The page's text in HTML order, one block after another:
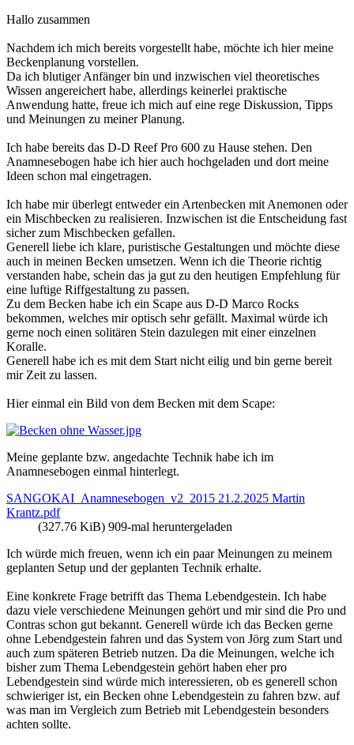
Hallo zusammen
Nachdem ich mich bereits vorgestellt habe, möchte ich hier meine
Beckenplanung vorstellen.
Da ich blutiger Anfänger bin und inzwischen viel theoretisches
Wissen angereichert habe, allerdings keinerlei praktische
Anwendung hatte, freue ich mich auf eine rege Diskussion, Tipps
und Meinungen zu meiner Planung.
Ich habe bereits das D-D Reef Pro 600 zu Hause stehen. Den
Anamnesebogen habe ich hier auch hochgeladen und dort meine
Ideen schon mal eingetragen.
Ich habe mir überlegt entweder ein Artenbecken mit Anemonen oder
ein Mischbecken zu realisieren. Inzwischen ist die Entscheidung fast
sicher zum Mischbecken gefallen.
Generell liebe ich klare, puristische Gestaltungen und möchte diese
auch in meinen Becken umsetzen. Wenn ich die Theorie richtig
verstanden habe, schein das ja gut zu den heutigen Empfehlung für
eine luftige Riffgestaltung zu passen.
Zu dem Becken habe ich ein Scape aus D-D Marco Rocks
bekommen, welches mir optisch sehr gefällt. Maximal würde ich
gerne noch einen solitären Stein dazulegen mit einer einzelnen
Koralle.
Generell habe ich es mit dem Start nicht eilig und bin gerne bereit
mir Zeit zu lassen.
Hier einmal ein Bild von dem Becken mit dem Scape:
Meine geplante bzw. angedachte Technik habe ich im
Anamnesebogen einmal hinterlegt.
SANGOKAI_Anamnesebogen_v2_2015 21.2.2025 Martin
Krantz.pdf
(327.76 KiB) 909-mal heruntergeladen
Ich würde mich freuen, wenn ich ein paar Meinungen zu meinem
geplanten Setup und der geplanten Technik erhalte.
Eine konkrete Frage betrifft das Thema Lebendgestein. Ich habe
dazu viele verschiedene Meinungen gehört und mir sind die Pro und
Contras schon gut bekannt. Generell würde ich das Becken gerne
ohne Lebendgestein fahren und das System von Jörg zum Start und
auch zum späteren Betrieb nutzen. Da die Meinungen, welche ich
bisher zum Thema Lebendgestein gehört haben eher pro
Lebendgestein sind würde mich interessieren, ob es generell schon
schwieriger ist, ein Becken ohne Lebendgestein zu fahren bzw. auf
was man im Vergleich zum Betrieb mit Lebendgestein besonders
achten sollte.